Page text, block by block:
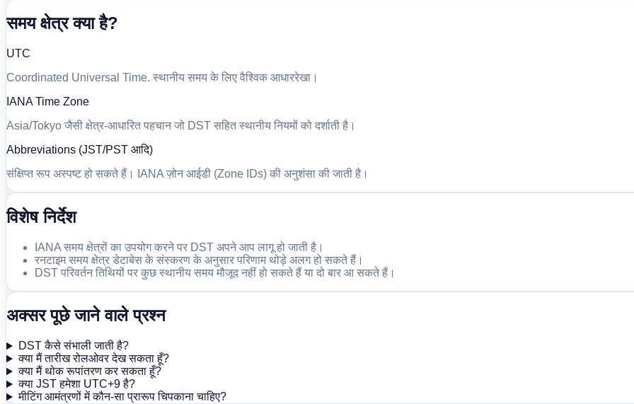
समय क्षेत्र क्या है?
UTC
Coordinated Universal Time. स्थानीय समय के लिए वैश्विक आधाररेखा।
IANA Time Zone
Asia/Tokyo जैसी क्षेत्र-आधारित पहचान जो DST सहित स्थानीय नियमों को दर्शाती है।
Abbreviations (JST/PST आदि)
संक्षिप्त रूप अस्पष्ट हो सकते हैं। IANA ज़ोन आईडी (Zone IDs) की अनुशंसा की जाती है।
विशेष निर्देश
IANA समय क्षेत्रों का उपयोग करने पर DST अपने आप लागू हो जाती है।
रनटाइम समय क्षेत्र डेटाबेस के संस्करण के अनुसार परिणाम थोड़े अलग हो सकते हैं।
DST परिवर्तन तिथियों पर कुछ स्थानीय समय मौजूद नहीं हो सकते हैं या दो बार आ सकते हैं।
अक्सर पूछे जाने वाले प्रश्न
DST कैसे संभाली जाती है?
क्या मैं तारीख रोलओवर देख सकता हूँ?
क्या मैं थोक रूपांतरण कर सकता हूँ?
क्या JST हमेशा UTC+9 है?
मीटिंग आमंत्रणों में कौन-सा प्रारूप चिपकाना चाहिए?